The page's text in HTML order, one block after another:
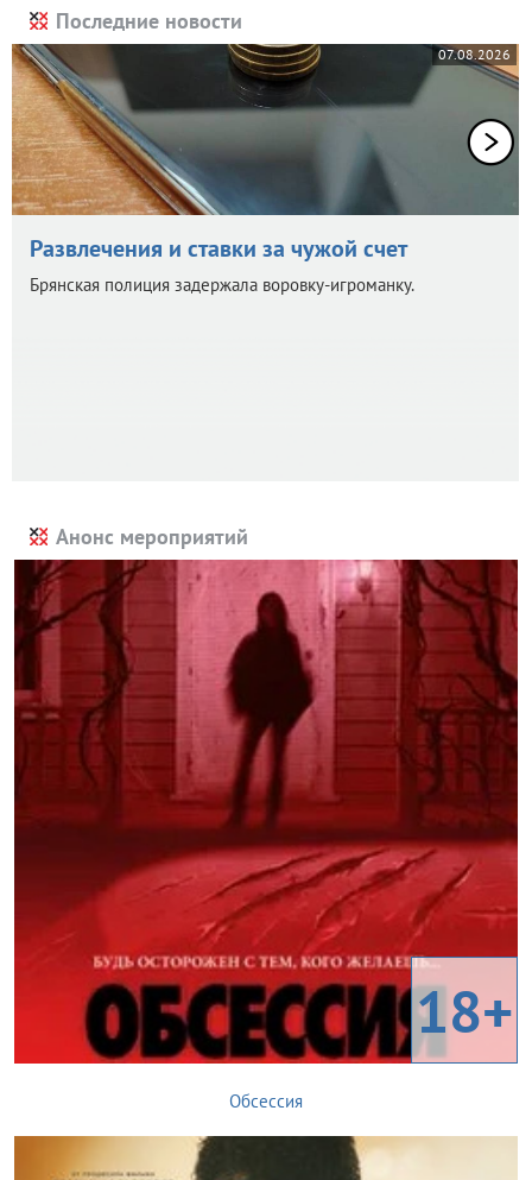
Последние новости
07.08.2026
Развлечения и ставки за чужой счет
Брянская полиция задержала воровку-игроманку.
Анонс мероприятий
18+
Обсессия